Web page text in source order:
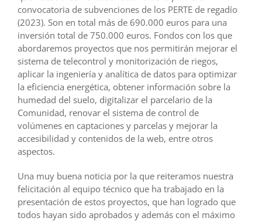
convocatoria de subvenciones de los PERTE de regadío
(2023). Son en total más de 690.000 euros para una
inversión total de 750.000 euros. Fondos con los que
abordaremos proyectos que nos permitirán mejorar el
sistema de telecontrol y monitorización de riegos,
aplicar la ingeniería y analítica de datos para optimizar
la eficiencia energética, obtener información sobre la
humedad del suelo, digitalizar el parcelario de la
Comunidad, renovar el sistema de control de
volúmenes en captaciones y parcelas y mejorar la
accesibilidad y contenidos de la web, entre otros
aspectos.
Una muy buena noticia por la que reiteramos nuestra
felicitación al equipo técnico que ha trabajado en la
presentación de estos proyectos, que han logrado que
todos hayan sido aprobados y además con el máximo